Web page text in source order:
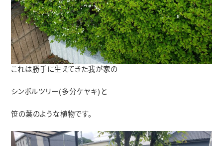
これは勝手に生えてきた我が家の
シンボルツリー(多分ケヤキ)と
笹の葉のような植物です。